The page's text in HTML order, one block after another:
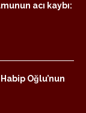
acı kaybı:
Oğlu’nun